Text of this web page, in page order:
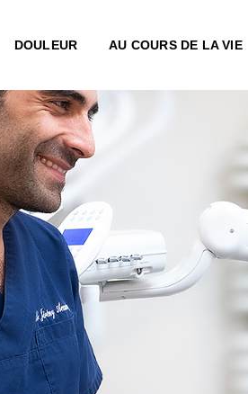
DOULEUR AU COURS DE LA VIE